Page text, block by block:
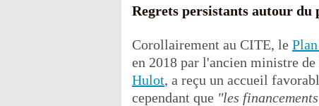
Regrets persistants autour du
Corollairement au CITE, le
en 2018 par l'ancien ministre
Hulot, a reçu un accueil
cependant que "les